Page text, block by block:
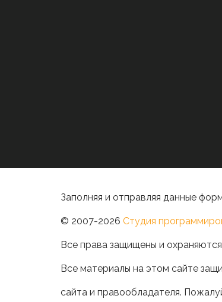
Заполняя и отправляя данные
© 2007-2026 Студия
Все права защищены и
Все материалы на этом сайте
сайта и правообладателя.